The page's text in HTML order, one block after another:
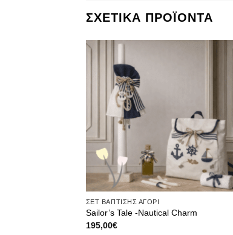
ΣΧΕΤΙΚΑ ΠΡΟΪΟΝΤΑ
ΣΕΤ ΒΑΠΤΙΣΗΣ ΑΓΟΡΙ
Sailor’s Tale -Nautical Charm
195,00€